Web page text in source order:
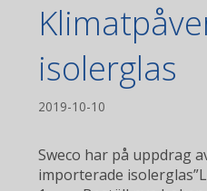
isolerglas
2019-10-10
Sweco har på uppdrag
importerade